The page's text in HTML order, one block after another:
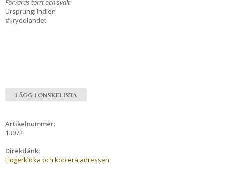
Förvaras torrt och svalt
Ursprung: Indien
#kryddlandet
LÄGG I ÖNSKELISTA
Artikelnummer:
13072
Direktlänk:
Högerklicka och kopiera adressen